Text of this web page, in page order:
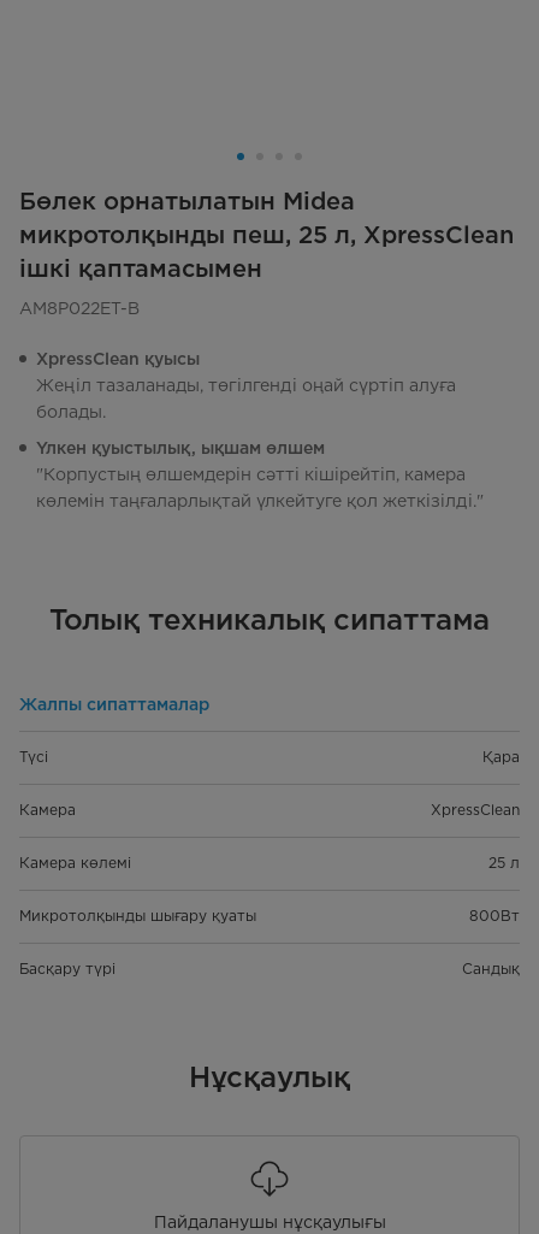
Бөлек орнатылатын Midea
микротолқынды пеш, 25 л, XpressClean
ішкі қаптамасымен
AM8P022ET-B
XpressClean қуысы
Жеңіл тазаланады, төгілгенді оңай сүртіп алуға
болады.
Үлкен қуыстылық, ықшам өлшем
"Корпустың өлшемдерін сәтті кішірейтіп, камера
көлемін таңғаларлықтай үлкейтуге қол жеткізілді."
Толық техникалық сипаттама
Жалпы сипаттамалар
Түсі Қара
Камера XpressClean
Камера көлемі 25 л
Микротолқынды шығару қуаты 800Вт
Басқару түрі Сандық
Нұсқаулық
Пайдаланушы нұсқаулығы